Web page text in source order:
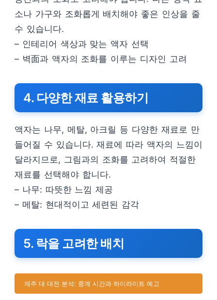
소나 가구와 조화롭게 배치해야 좋은 인상을 줄
수 있습니다.
– 인테리어 색상과 맞는 액자 선택
– 벽面과 액자의 조화를 이루는 디자인 고려
4. 다양한 재료 활용하기
액자는 나무, 메탈, 아크릴 등 다양한 재료로 만
들어질 수 있습니다. 재료에 따라 액자의 느낌이
달라지므로, 그림과의 조화를 고려하여 적절한
재료를 선택해야 합니다.
– 나무: 따뜻한 느낌 제공
– 메탈: 현대적이고 세련된 감각
5. 락을 고려한 배치
제주 대 대전 분석: 중계 시간과 하이라이트 예고